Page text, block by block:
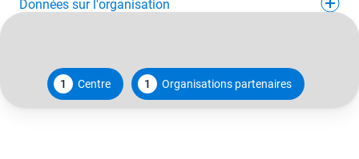
Données sur l'organisation
1 Centre 1 Organisations partenaires